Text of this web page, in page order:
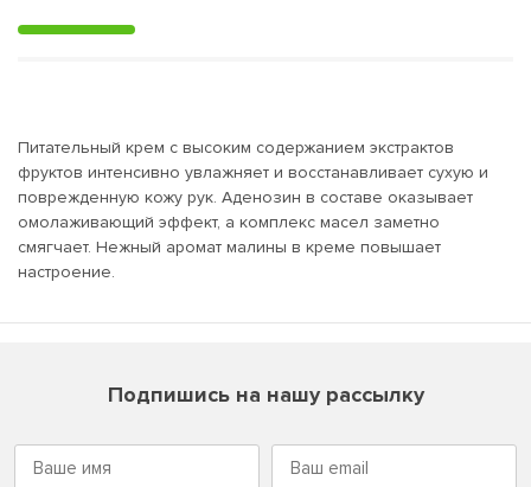
Питательный крем с высоким содержанием экстрактов
фруктов интенсивно увлажняет и восстанавливает сухую и
поврежденную кожу рук. Аденозин в составе оказывает
омолаживающий эффект, а комплекс масел заметно
смягчает. Нежный аромат малины в креме повышает
настроение.
Подпишись на нашу рассылку